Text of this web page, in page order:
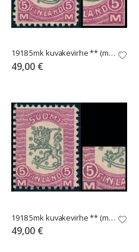
1918 5mk kuvakevirhe ** (merkkipaikka 88)
49,00 €
1918 5mk kuvakevirhe ** (merkkipaikka 61)
49,00 €